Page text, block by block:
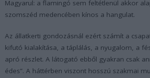
Magyarul: a flamingó sem feltétlenül akkor
szomszéd medencében kínos a hangulat.
Az állatkerti gondozásnál ezért számít a
kifutó kialakítása, a táplálás, a nyugalom, a
apró részlet. A látogató ebből gyakran csak
édes”. A háttérben viszont hosszú szakmai